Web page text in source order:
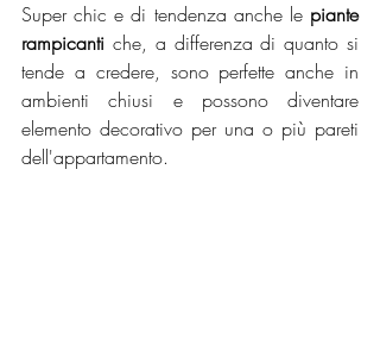
Super chic e di tendenza anche le piante
rampicanti che, a differenza di quanto si
tende a credere, sono perfette anche in
ambienti chiusi e possono diventare
elemento decorativo per una o più pareti
dell'appartamento.